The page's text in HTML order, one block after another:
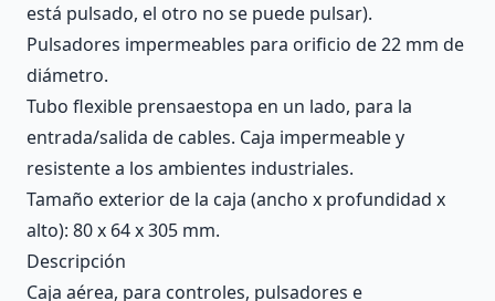
está pulsado, el otro no se puede pulsar).
Pulsadores impermeables para orificio de 22 mm de
diámetro.
Tubo flexible prensaestopa en un lado, para la
entrada/salida de cables. Caja impermeable y
resistente a los ambientes industriales.
Tamaño exterior de la caja (ancho x profundidad x
alto): 80 x 64 x 305 mm.
Descripción
Caja aérea, para controles, pulsadores e